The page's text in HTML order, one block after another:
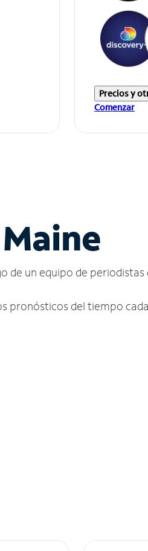
Precios y
Comenzar
de un equipo de
pronósticos del tiempo